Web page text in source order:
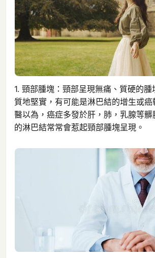
1. 頸部腫塊：頸部呈現無痛、質硬的腫
質地堅實，有可能是淋巴結的增生或
醫以為，癌症多發於肝，肺，乳腺等
的淋巴結常常會惹起頸部腫塊呈現。